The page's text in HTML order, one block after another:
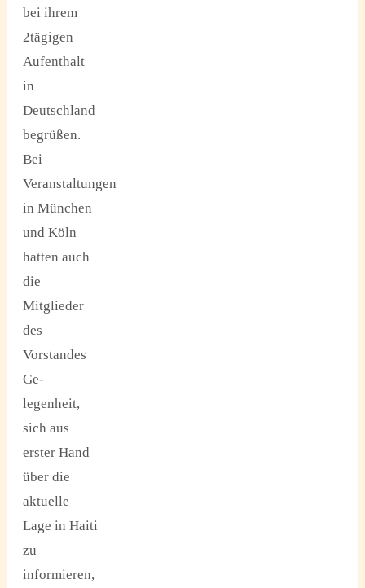
bei ihrem
2tägigen
Aufenthalt
in
Deutschland
begrüßen.
Bei
Veranstaltungen
in München
und Köln
hatten auch
die
Mitglieder
des
Vorstandes
Ge-
legenheit,
sich aus
erster Hand
über die
aktuelle
Lage in Haiti
zu
informieren,